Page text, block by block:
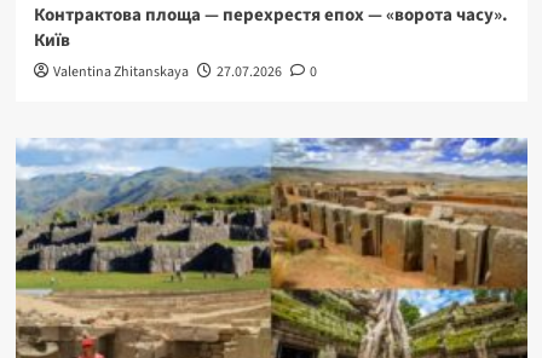
Контрактова площа — перехрестя епох — «ворота часу».
Київ
Valentina Zhitanskaya 27.07.2026 0